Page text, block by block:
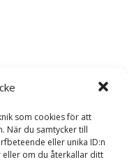
som cookies för att
När du samtycker till
eller unika ID:n
eller om du återkallar ditt